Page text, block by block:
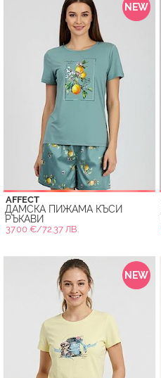
NEW
AFFECT
ДАМСКА ПИЖАМА КЪСИ
РЪКАВИ
37.00 €/72.37 ЛВ.
NEW